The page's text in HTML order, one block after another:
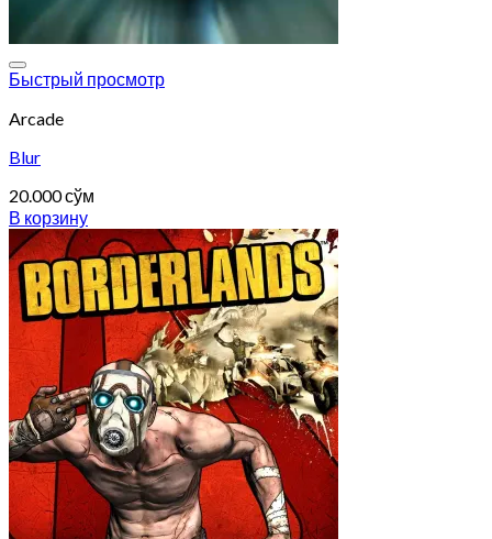
Быстрый просмотр
Arcade
Blur
20.000сўм
В корзину